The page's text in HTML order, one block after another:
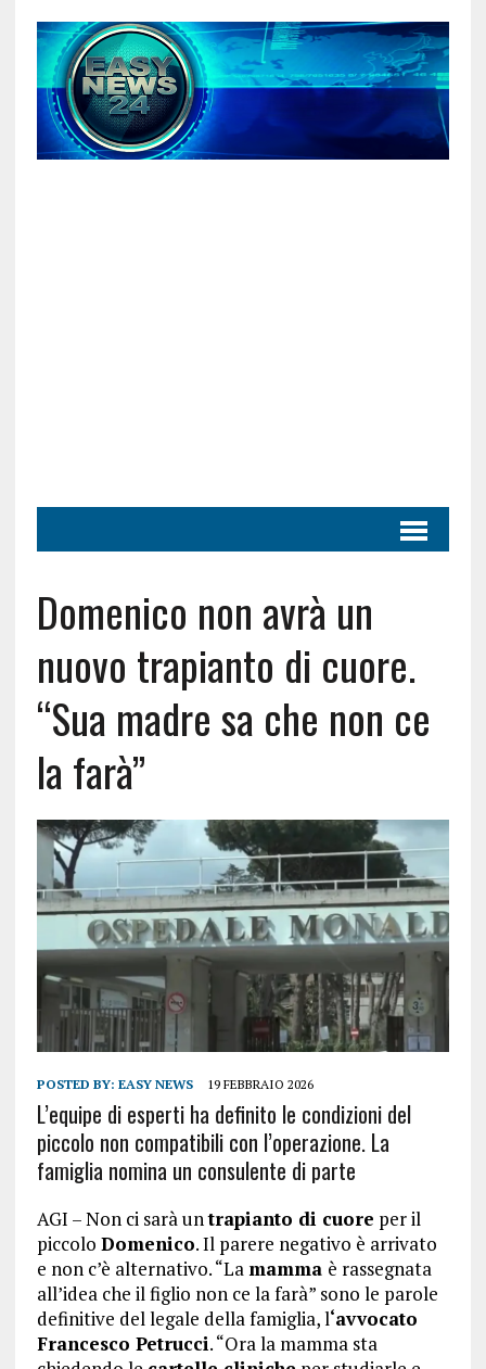
Domenico non avrà un
nuovo trapianto di cuore.
“Sua madre sa che non ce
la farà”
POSTED BY: EASY NEWS 19 FEBBRAIO 2026
L’equipe di esperti ha definito le condizioni del
piccolo non compatibili con l’operazione. La
famiglia nomina un consulente di parte
AGI – Non ci sarà untrapianto di cuore per il
piccolo Domenico. Il parere negativo è arrivato
e non c’è alternativo. “La mamma è rassegnata
all’idea che il figlio non ce la farà” sono le parole
definitive del legale della famiglia, l‘avvocato
Francesco Petrucci. “Ora la mamma sta